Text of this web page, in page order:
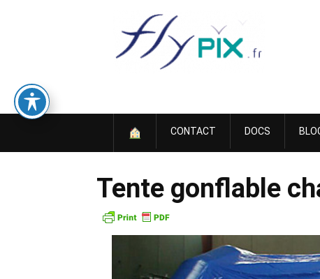
CONTACT DOCS
Tente gonflable